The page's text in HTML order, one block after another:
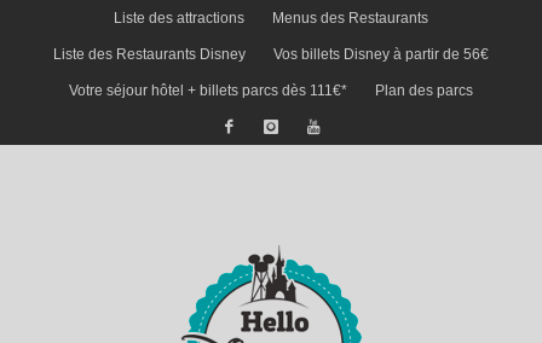
Liste des attractions Menus des Restaurants
Liste des Restaurants Disney Vos billets Disney à partir de 56€
Votre séjour hôtel + billets parcs dès 111€* Plan des parcs